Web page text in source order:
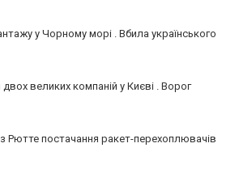
у Чорному морі . Вбила українського
великих компаній у Києві . Ворог
Рютте постачання ракет-перехоплювачів